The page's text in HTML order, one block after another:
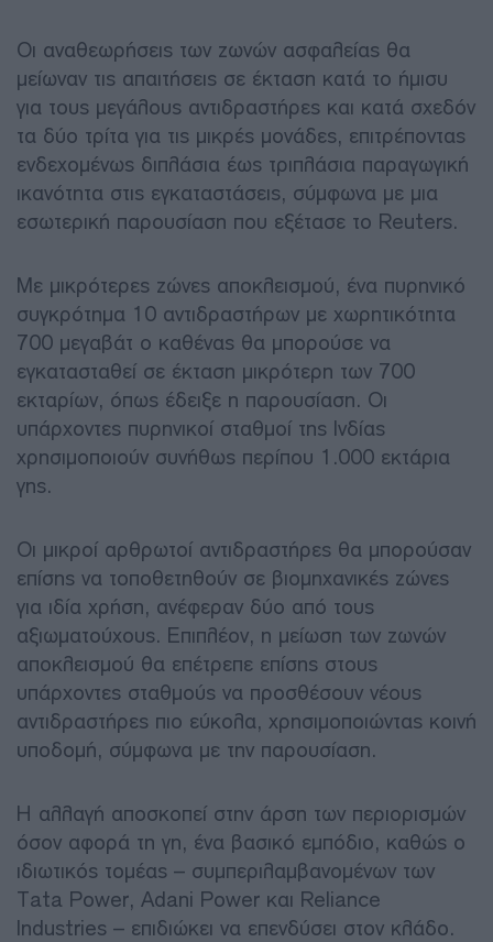
Οι αναθεωρήσεις των ζωνών ασφαλείας θα
μείωναν τις απαιτήσεις σε έκταση κατά το ήμισυ
για τους μεγάλους αντιδραστήρες και κατά σχεδόν
τα δύο τρίτα για τις μικρές μονάδες, επιτρέποντας
ενδεχομένως διπλάσια έως τριπλάσια παραγωγική
ικανότητα στις εγκαταστάσεις, σύμφωνα με μια
εσωτερική παρουσίαση που εξέτασε το Reuters.
Με μικρότερες ζώνες αποκλεισμού, ένα πυρηνικό
συγκρότημα 10 αντιδραστήρων με χωρητικότητα
700 μεγαβάτ ο καθένας θα μπορούσε να
εγκατασταθεί σε έκταση μικρότερη των 700
εκταρίων, όπως έδειξε η παρουσίαση. Οι
υπάρχοντες πυρηνικοί σταθμοί της Ινδίας
χρησιμοποιούν συνήθως περίπου 1.000 εκτάρια
γης.
Οι μικροί αρθρωτοί αντιδραστήρες θα μπορούσαν
επίσης να τοποθετηθούν σε βιομηχανικές ζώνες
για ιδία χρήση, ανέφεραν δύο από τους
αξιωματούχους. Επιπλέον, η μείωση των ζωνών
αποκλεισμού θα επέτρεπε επίσης στους
υπάρχοντες σταθμούς να προσθέσουν νέους
αντιδραστήρες πιο εύκολα, χρησιμοποιώντας κοινή
υποδομή, σύμφωνα με την παρουσίαση.
Η αλλαγή αποσκοπεί στην άρση των περιορισμών
όσον αφορά τη γη, ένα βασικό εμπόδιο, καθώς ο
ιδιωτικός τομέας – συμπεριλαμβανομένων των
Tata Power, Adani Power και Reliance
Industries – επιδιώκει να επενδύσει στον κλάδο.